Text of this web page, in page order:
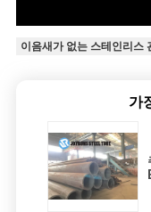
이음새가 없는 스테인리스
가